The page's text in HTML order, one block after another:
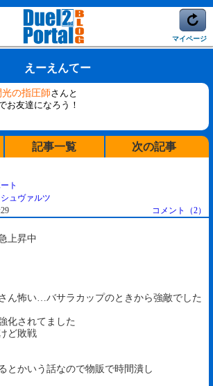
マイページ
えーえんてー
の指圧師さんと
お友達になろう！
記事一覧
次の記事
ト
ュヴァルツ
コメント（2）
上昇中
ん怖い…バサラカップのときから強敵でした
化されてました
ど敗戦
とかいう話なので物販で時間潰し